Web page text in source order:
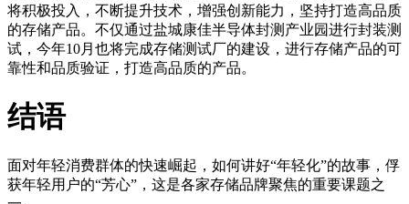
将积极投入，不断提升技术，增强创新能力，坚持打造高品质
的存储产品。不仅通过盐城康佳半导体封测产业园进行封装测
试，今年10月也将完成存储测试厂的建设，进行存储产品的可
靠性和品质验证，打造高品质的产品。
结语
面对年轻消费群体的快速崛起，如何讲好“年轻化”的故事，俘
获年轻用户的“芳心”，这是各家存储品牌聚焦的重要课题之